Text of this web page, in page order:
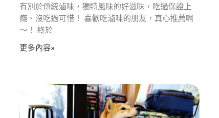
有別於傳統滷味，獨特風味的好滋味，吃過保證上
癮、沒吃過可惜！ 喜歡吃滷味的朋友，真心推薦啊
〜！ 終於
更多內容»